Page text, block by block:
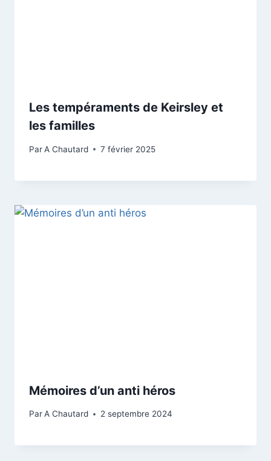
Les tempéraments de Keirsley et
les familles
ParA Chautard 7 février 2025
Mémoires d’un anti héros
ParA Chautard 2 septembre 2024